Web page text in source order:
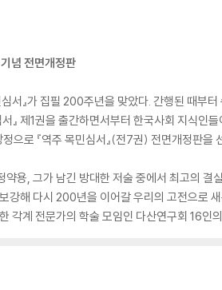
기념 전면개정판
서』가 집필 200주년을 맞았다. 간행된 때부
』 제1권을 출간하면서부터 한국사회 지식인
으로 『역주 목민심서』(전7권) 전면개정판을
용, 그가 남긴 방대한 저술 중에서 최고의 결
강해 다시 200년을 이어갈 우리의 고전으로
각계 전문가의 학술 모임인 다산연구회 16